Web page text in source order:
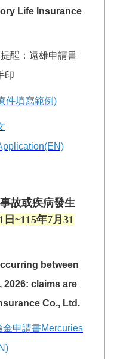
Life Insurance
醒：遠雄申請書
印
件填寫範例)
故或疾病發生
日~115年7月31
between
2026: claims are
Co., Ltd.
申請書Mercuries